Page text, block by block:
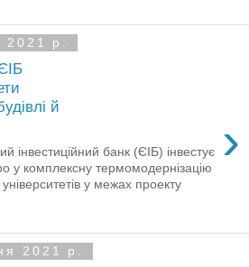
2021 р.
й
›
інвестиційний банк (ЄІБ) інвестує
у комплексну термомодернізацію
університетів у межах проекту
2021 р.